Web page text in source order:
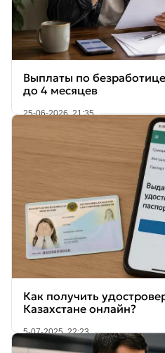
Выплаты по
до 4 месяцев
25-06-2026, 21:35
Как получить
Казахстане онлайн?
5-07-2025, 22:23